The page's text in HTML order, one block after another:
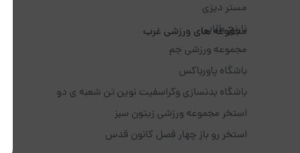
مستر دیزی
نارنج طلایی
مجموعه های ورزشی غرب
مجموعه ورزشی جم
باشگاه پاورباکس
باشگاه بدنسازی وکراسفیت نوین تن شعبه ی دو
استخر مجموعه ورزشی زیتون سبز
استخر رو باز چهار فصل کانون قدس